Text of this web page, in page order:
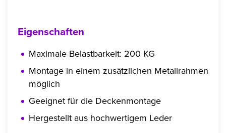
Eigenschaften
Maximale Belastbarkeit: 200 KG
Montage in einem zusätzlichen Metallrahmen
möglich
Geeignet für die Deckenmontage
Hergestellt aus hochwertigem Leder